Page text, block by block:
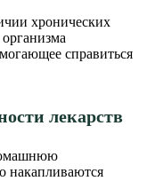
хронических
справиться
лекарств
накапливаются